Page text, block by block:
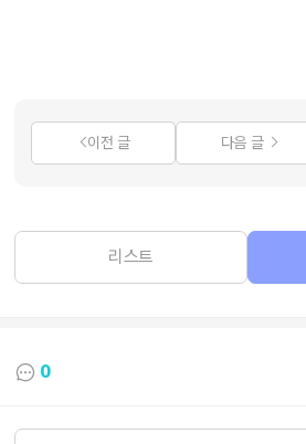
이전 글 다음 글
리스트
0